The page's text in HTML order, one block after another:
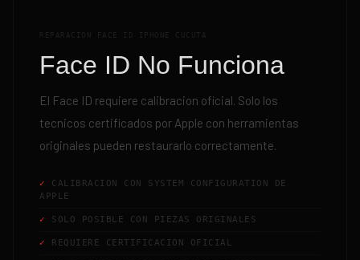
REPARACION FACE ID IPHONE CUCUTA
Face ID No Funciona
El Face ID requiere calibracion oficial. Solo los
tecnicos certificados por Apple con herramientas
originales pueden restaurarlo correctamente.
CALIBRACION CON SYSTEM CONFIGURATION DE
APPLE
SOLO POSIBLE CON PIEZAS ORIGINALES
REQUIERE CERTIFICACION OFICIAL